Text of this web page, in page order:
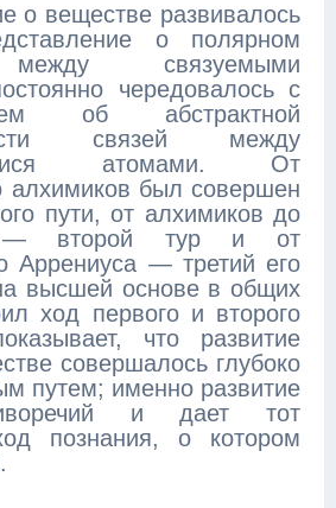
о веществе развивалось
о полярном
связуемыми
чередовалось с
об абстрактной
связей между
атомами. От
алхимиков был совершен
пути, от алхимиков до
— второй тур и от
Аррениуса — третий его
высшей основе в общих
ход первого и второго
что развитие
совершалось глубоко
путем; именно развитие
и дает тот
познания, о котором